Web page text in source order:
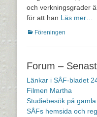
och verkningsgrader
för att han Läs mer…
Kategorier
Föreningen
Forum –
Länkar i SÅF-bladet
Filmen Martha
Studiebesök på
SÅFs hemsida och